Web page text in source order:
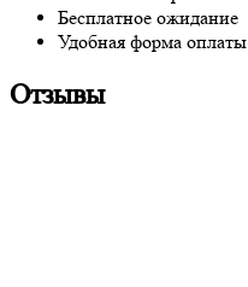
Бесплатное ожидание
Удобная форма оплаты
Отзывы